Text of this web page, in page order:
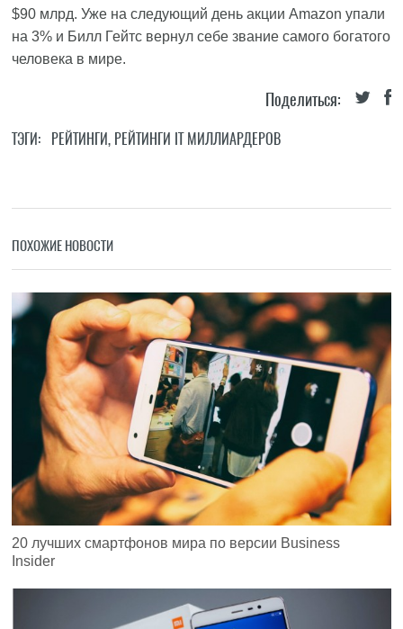
$90 млрд. Уже на следующий день акции Amazon упали
на 3% и Билл Гейтс вернул себе звание самого богатого
человека в мире.
Поделиться:
ТЭГИ: РЕЙТИНГИ, РЕЙТИНГИ IT МИЛЛИАРДЕРОВ
ПОХОЖИЕ НОВОСТИ
20 лучших смартфонов мира по версии Business
Insider